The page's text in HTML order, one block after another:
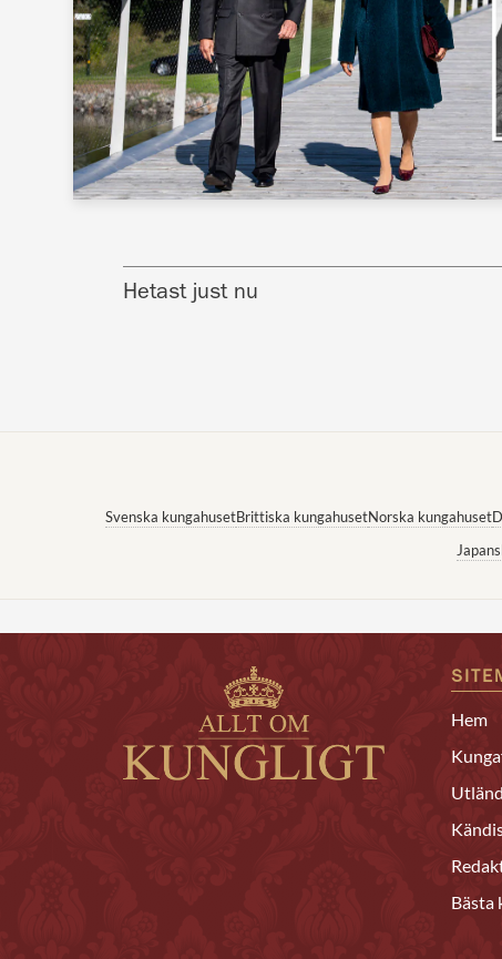
Hetast just nu
Svenska kungahusetBrittiska kungahusetNorska kungahuset
Hem
Bästa